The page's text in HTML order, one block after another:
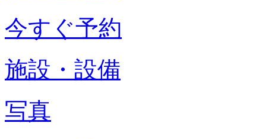
今すぐ予約
施設・設備
写真